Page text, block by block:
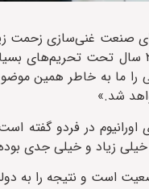
صنعت غنی‌سازی زحمت
و تلاش کردند؛ هم مردم ما تحمل کردند و
اضافه شده و آن اینکه ۱۲ روز جنگ
شد.»
اورانیوم در فردو
خیلی زیاد و خیلی جدی
است و نتیجه را به